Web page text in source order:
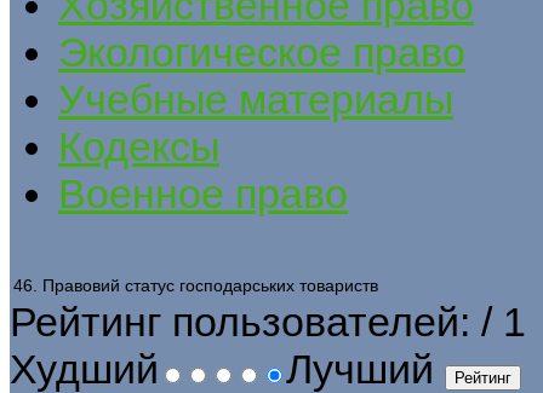
Экологическое право
Учебные материалы
Кодексы
Военное право
46. Правовий статус господарських товариств
Рейтинг пользователей: / 1
Худший
Лучший